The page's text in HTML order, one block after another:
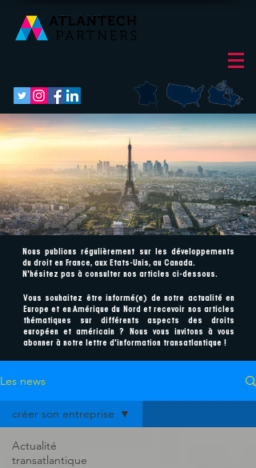
AdobeStock_190502221.jpeg
AdobeStock_254472908.jpeg
AdobeStock_174630794.jpeg
AdobeStock_190502221.jpeg
AdobeStock_254472908.jpeg
AdobeStock_174630794.jpeg
AdobeStock_190502221.jpeg
AdobeStock_254472908.jpeg
AdobeStock_174630794.jpeg
AdobeStock_190502221.jpeg
AdobeStock_254472908.jpeg
AdobeStock_174630794.jpeg
AdobeStock_190502221.jpeg
AdobeStock_254472908.jpeg
AdobeStock_174630794.jpeg
AdobeStock_190502221.jpeg
AdobeStock_254472908.jpeg
AdobeStock_174630794.jpeg
AdobeStock_190502221.jpeg
AdobeStock_254472908.jpeg
AdobeStock_174630794.jpeg
AdobeStock_190502221.jpeg
AdobeStock_254472908.jpeg
AdobeStock_174630794.jpeg
AdobeStock_190502221.jpeg
AdobeStock_254472908.jpeg
AdobeStock_174630794.jpeg
AdobeStock_190502221.jpeg
AdobeStock_254472908.jpeg
AdobeStock_174630794.jpeg
Nous publions régulièrement sur les développements
du droit en France, aux Etats-Unis, au Canada.
N'hésitez pas à consulter nos articles ci-dessous.
Vous souhaitez être informé(e) de notre actualité en
Europe et en Amérique du Nord et recevoir nos articles
thématiques sur différents aspects des droits
européen et américain ? Nous vous invitons à vous
abonner à notre lettre d'information transatlantique !
Les news
Actualité
transatlantique
créer son entreprise